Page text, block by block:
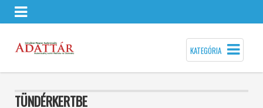
KATEGÓRIA
TÜNDÉRKERTBE